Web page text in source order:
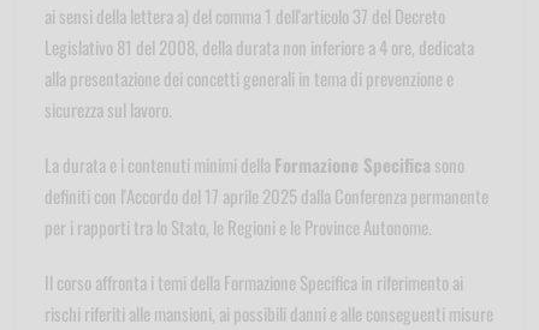
ai sensi della lettera a) del comma 1 dell'articolo 37 del Decreto
Legislativo 81 del 2008, della durata non inferiore a 4 ore, dedicata
alla presentazione dei concetti generali in tema di prevenzione e
sicurezza sul lavoro.
La durata e i contenuti minimi della Formazione Specifica sono
definiti con l'Accordo del 17 aprile 2025 dalla Conferenza permanente
per i rapporti tra lo Stato, le Regioni e le Province Autonome.
Il corso affronta i temi della Formazione Specifica in riferimento ai
rischi riferiti alle mansioni, ai possibili danni e alle conseguenti misure